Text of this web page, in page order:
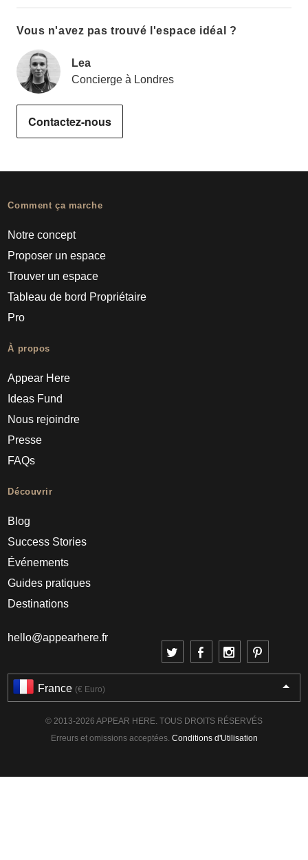
Vous n'avez pas trouvé l'espace idéal ?
Lea
Concierge à Londres
Contactez-nous
Comment ça marche
Notre concept
Proposer un espace
Trouver un espace
Tableau de bord Propriétaire
Pro
À propos
Appear Here
Ideas Fund
Nous rejoindre
Presse
FAQs
Découvrir
Blog
Success Stories
Événements
Guides pratiques
Destinations
hello@appearhere.fr
France (€ Euro)
© 2013-2026 APPEAR HERE. TOUS DROITS RÉSERVÉS
Erreurs et omissions acceptées. Conditions d'Utilisation